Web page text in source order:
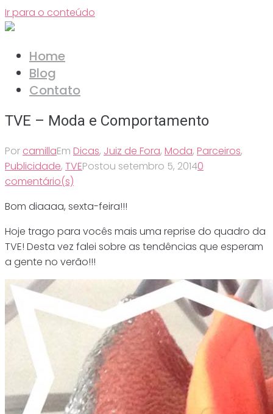
Ir para o conteúdo
Home
Blog
Contato
TVE – Moda e Comportamento
Por camillaEm Dicas, Juiz de Fora, Moda, Parceiros,
Publicidade, TVEPostou setembro 5, 20140
comentário(s)
Bom diaaaa, sexta-feira!!!
Hoje trago para vocês mais uma reprise do quadro da
TVE! Desta vez falei sobre as tendências que esperam
a gente no verão!!!